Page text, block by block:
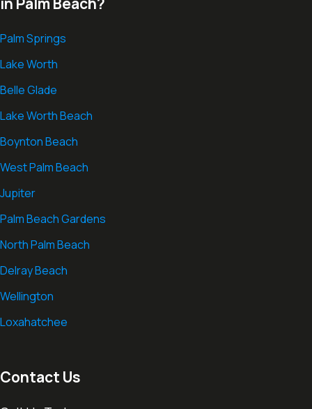
Palm Springs
Lake Worth
Belle Glade
Lake Worth Beach
Boynton Beach
West Palm Beach
Jupiter
Palm Beach Gardens
North Palm Beach
Delray Beach
Wellington
Loxahatchee
Contact Us